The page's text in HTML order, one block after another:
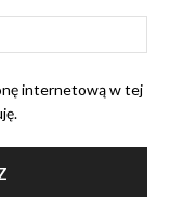
internetową w tej